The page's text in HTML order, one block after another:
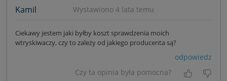
Kamil Wystawiono 4 lata temu
Ciekawy jestem jaki byłby koszt sprawdzenia moich
wtryskiwaczy, czy to zależy od jakiego producenta są?
odpowiedz
Czy ta opinia była pomocna?
Tak, była
Nie